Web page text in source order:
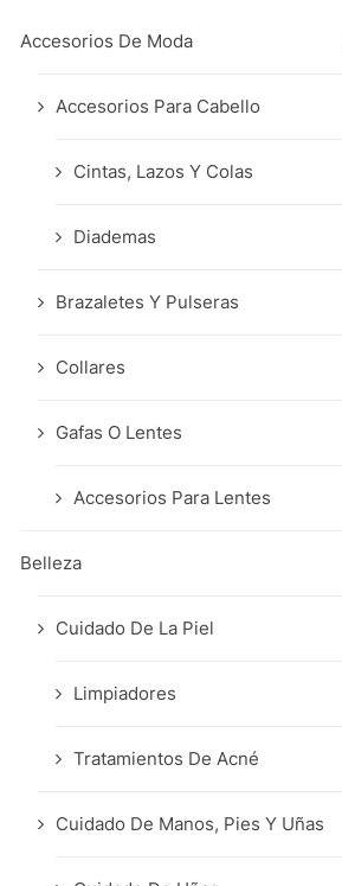
Accesorios De Moda
Accesorios Para Cabello
Cintas, Lazos Y Colas
Diademas
Brazaletes Y Pulseras
Collares
Gafas O Lentes
Accesorios Para Lentes
Belleza
Cuidado De La Piel
Limpiadores
Tratamientos De Acné
Cuidado De Manos, Pies Y Uñas